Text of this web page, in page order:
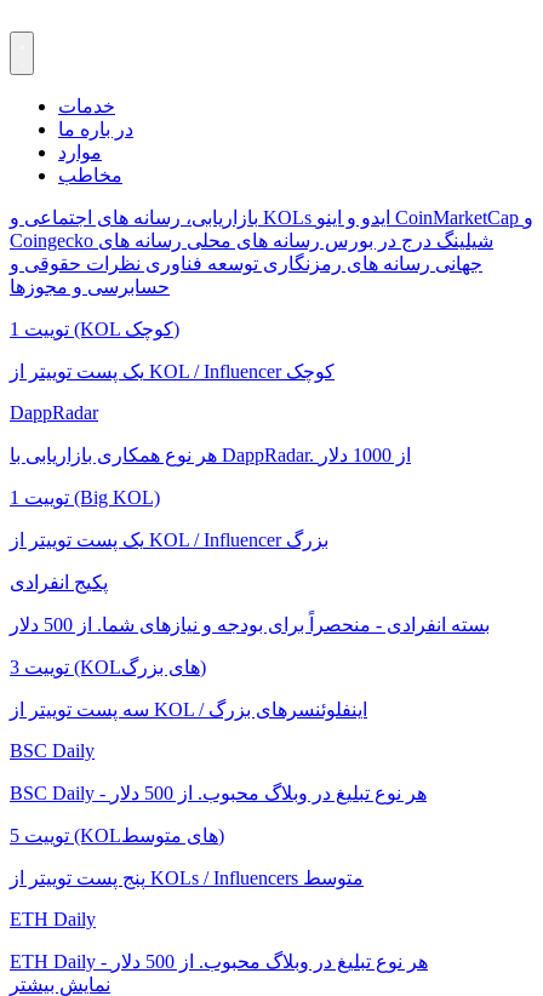
خدمات
در باره ما
موارد
مخاطب
بازاریابی، رسانه های اجتماعی و KOLs
CoinMarketCap و
Coingecko
شیلینگ درج در بورس رسانه های محلی رسانه های
جهانی رسانه های رمزنگاری توسعه فناوری نظرات حقوقی و
حسابرسی و مجوزها
1 توییت (KOL کوچک)
یک پست توییتر از KOL / Influencer کوچک
DappRadar
هر نوع همکاری بازاریابی با DappRadar. از 1000 دلار
1 توییت (Big KOL)
یک پست توییتر از KOL / Influencer بزرگ
پکیج انفرادی
بسته انفرادی - منحصراً برای بودجه و نیازهای شما. از 500 دلار
3 توییت (KOLهای بزرگ)
سه پست توییتر از KOL / اینفلوئنسرهای بزرگ
BSC Daily
BSC Daily - هر نوع تبلیغ در وبلاگ محبوب. از 500 دلار
5 توییت (KOLهای متوسط)
پنج پست توییتر از KOLs / Influencers متوسط
ETH Daily
ETH Daily - هر نوع تبلیغ در وبلاگ محبوب. از 500 دلار
نمایش بیشتر